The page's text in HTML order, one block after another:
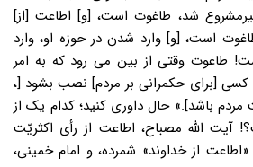
شد، طاغوت است، [و] اطاعت [از]
است، [و] وارد شدن در حوزه او، وارد
طاغوت وقتی از بین می رود که به امر
کسی [برای حکمرانی بر مردم] نصب بشود [،
باشد].» حال داوری کنید؛ کدام یک از
آیت الله مصباح، اطاعت از رأی اکثریّت
از خداوند» شمرده، و امام خمینی،